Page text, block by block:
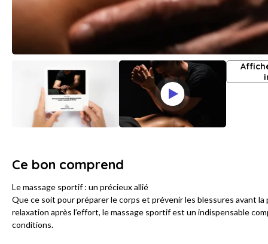
Ce bon comprend
Le massage sportif : un précieux allié
Que ce soit pour préparer le corps et prévenir les blessures avant
relaxation après l’effort, le massage sportif est un indispensable
conditions.